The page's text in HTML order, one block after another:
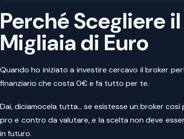
Perché Scegliere
Migliaia di Euro
Quando ho iniziato a investire cercavo il broker
finanziario che costa 0€ e fa tutto per te.
Dai, diciamocela tutta… se esistesse un broker
pro e contro da valutare, e la scelta non deve
in futuro.